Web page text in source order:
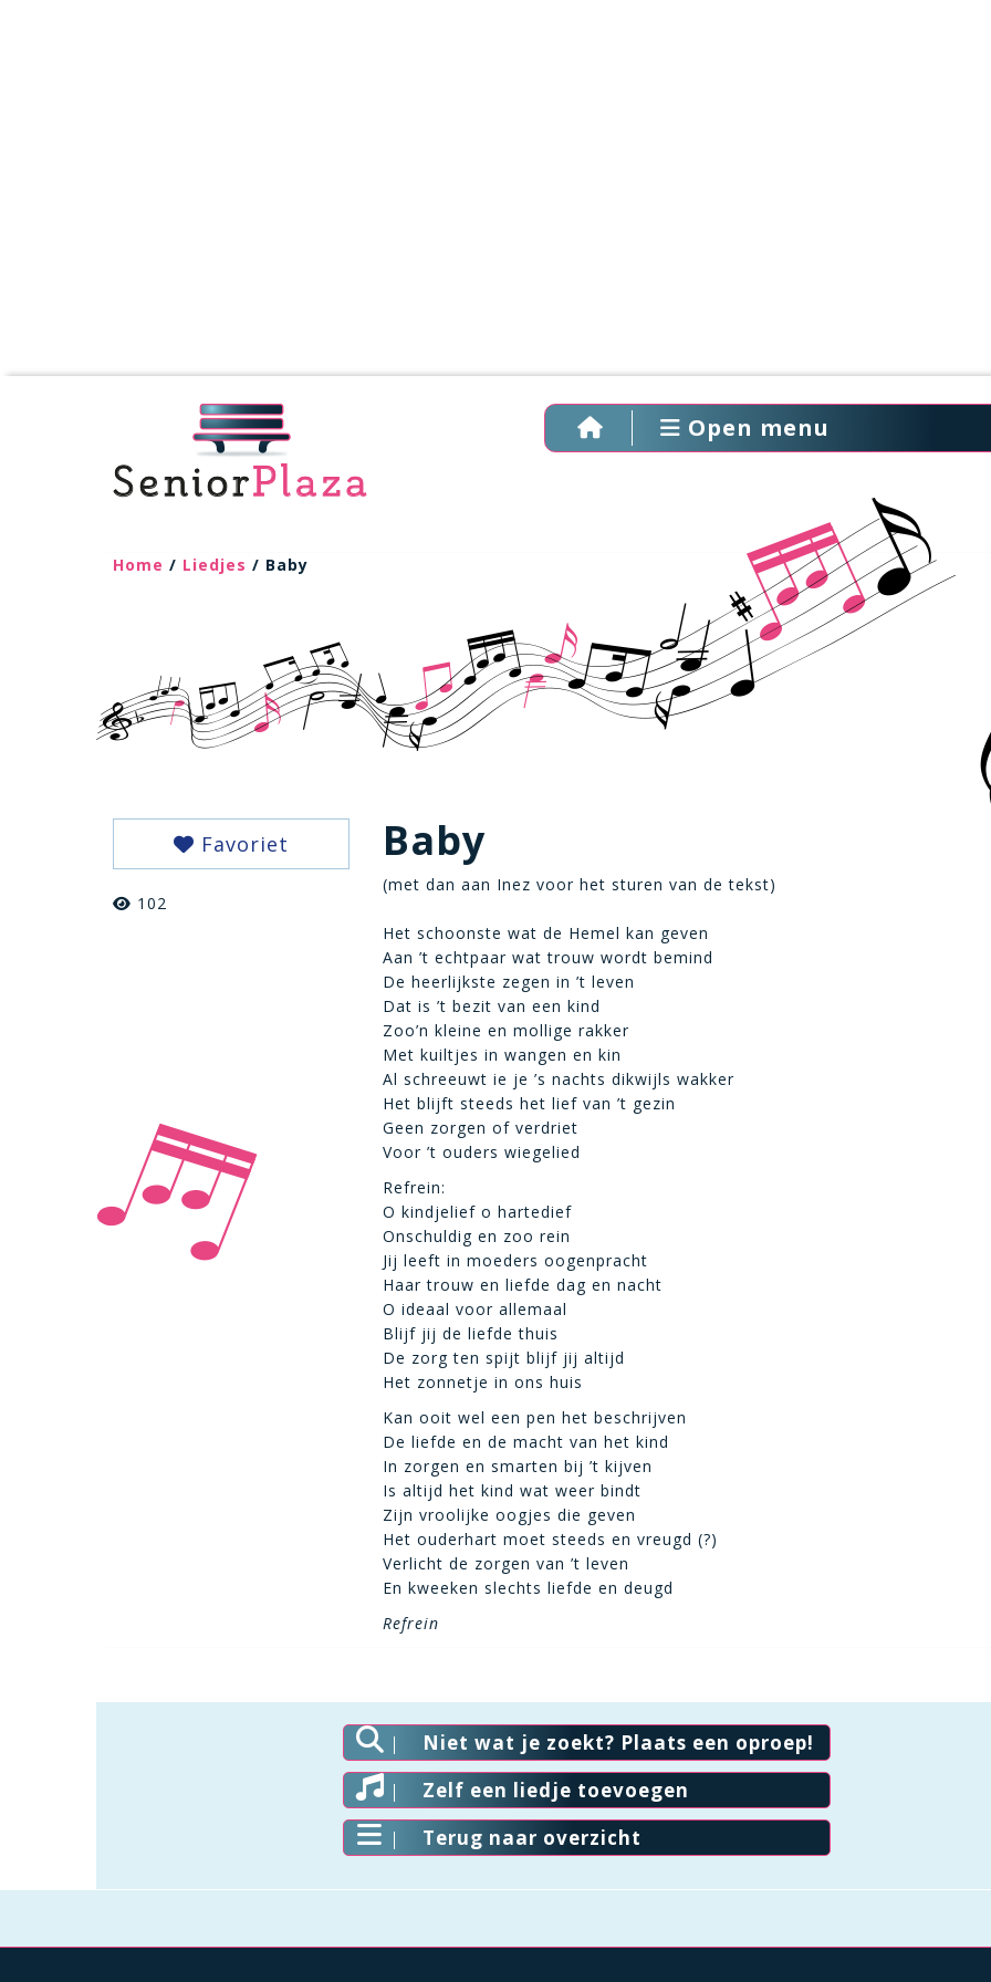
Open menu
Home / Liedjes / Baby
Favoriet
102
Baby
(met dan aan Inez voor het sturen van de tekst)
Het schoonste wat de Hemel kan geven
Aan ’t echtpaar wat trouw wordt bemind
De heerlijkste zegen in ’t leven
Dat is ’t bezit van een kind
Zoo’n kleine en mollige rakker
Met kuiltjes in wangen en kin
Al schreeuwt ie je ’s nachts dikwijls wakker
Het blijft steeds het lief van ’t gezin
Geen zorgen of verdriet
Voor ’t ouders wiegelied
Refrein:
O kindjelief o hartedief
Onschuldig en zoo rein
Jij leeft in moeders oogenpracht
Haar trouw en liefde dag en nacht
O ideaal voor allemaal
Blijf jij de liefde thuis
De zorg ten spijt blijf jij altijd
Het zonnetje in ons huis
Kan ooit wel een pen het beschrijven
De liefde en de macht van het kind
In zorgen en smarten bij ’t kijven
Is altijd het kind wat weer bindt
Zijn vroolijke oogjes die geven
Het ouderhart moet steeds en vreugd (?)
Verlicht de zorgen van ’t leven
En kweeken slechts liefde en deugd
Refrein
Niet wat je zoekt? Plaats een oproep!
Zelf een liedje toevoegen
Terug naar overzicht